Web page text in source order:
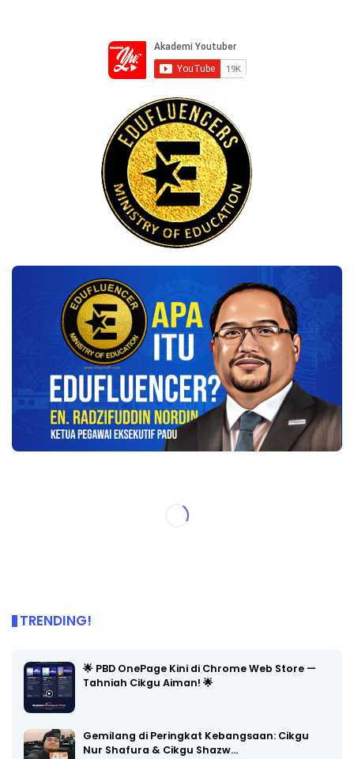
TRENDING!
🌟 PBD OnePage Kini di Chrome Web Store —
Tahniah Cikgu Aiman! 🌟
Gemilang di Peringkat Kebangsaan: Cikgu
Nur Shafura & Cikgu Shazw…